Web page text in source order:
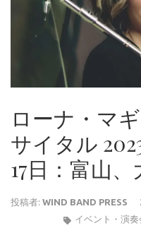
ローナ・マ
サイタル
17日：富山、
投稿者: WIND BAND PRESS
イベント・演奏